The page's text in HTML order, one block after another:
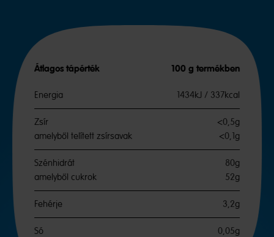
Átlagos tápérték 100 g termékben
Energia 1434kJ / 337kcal
Zsír
<0,5g
amelyből telített zsírsavak
<0,1g
Szénhidrát
80g
amelyből cukrok
52g
Fehérje 3,2g
Só 0,05g